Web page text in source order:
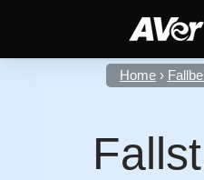
Home